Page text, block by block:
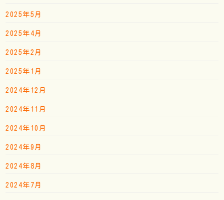
2025年5月
2025年4月
2025年2月
2025年1月
2024年12月
2024年11月
2024年10月
2024年9月
2024年8月
2024年7月